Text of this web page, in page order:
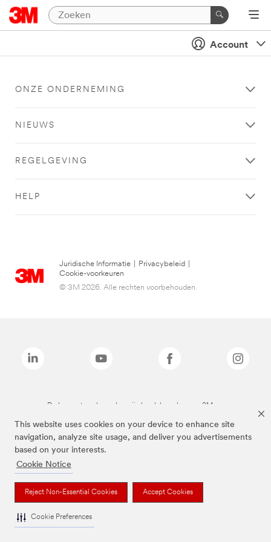
This website uses cookies on your device to enhance site
navigation, analyze site usage, and deliver you advertisements
based on your interests.
Cookie Notice
Reject Non-Essential Cookies Accept Cookies
Cookie Preferences
Account
ONZE ONDERNEMING
NIEUWS
REGELGEVING
HELP
Juridische Informatie Privacybeleid
Cookie-voorkeuren
© 3M 2026. Alle rechten voorbehouden.
De bovenstaande merken zijn handelsmerken van 3M.we